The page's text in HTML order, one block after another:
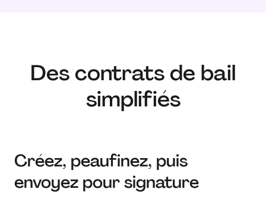
Des contrats de bail
simplifiés
Créez, peaufinez, puis
envoyez pour signature